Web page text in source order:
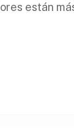
están